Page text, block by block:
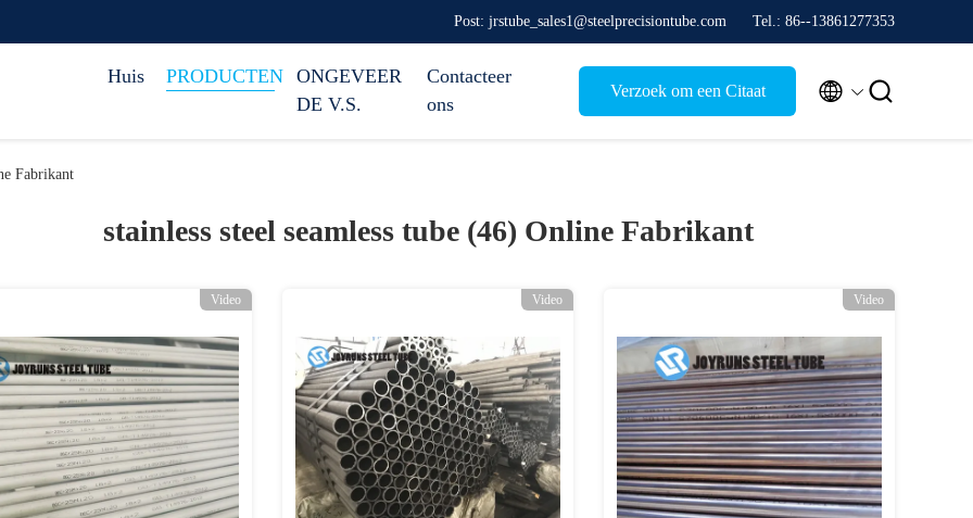
Post: jrstube_sales1@steelprecisiontube.com Tel.: 86--13861277353
Huis PRODUCTEN ONGEVEER
DE V.S.
Contacteer
ons
Verzoek om een Citaat  
Fabrikant
stainless steel seamless tube (46) Online Fabrikant
Video Video Video